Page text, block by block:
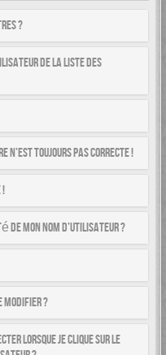
?
de la liste des
n’est toujours pas correcte !
!
de mon nom d’utilisateur ?
modifier ?
lorsque je clique sur le